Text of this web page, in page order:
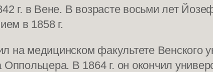
г. в Вене. В возрасте восьми лет
в 1858 г.
медицинском факультете Венского
В 1864 г. он окончил